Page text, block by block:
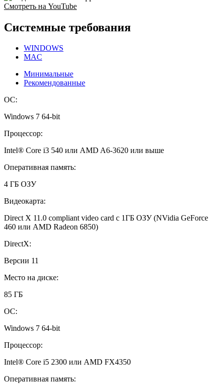
Смотреть на YouTube
Системные требования
WINDOWS
MAC
Минимальные
Рекомендованные
ОС:
Windows 7 64-bit
Процессор:
Intel® Core i3 540 или AMD A6-3620 или выше
Оперативная память:
4 ГБ ОЗУ
Видеокарта:
Direct X 11.0 compliant video card c 1ГБ ОЗУ (NVidia GeForce
460 или AMD Radeon 6850)
DirectX:
Версии 11
Место на диске:
85 ГБ
ОС:
Windows 7 64-bit
Процессор:
Intel® Core i5 2300 или AMD FX4350
Оперативная память: